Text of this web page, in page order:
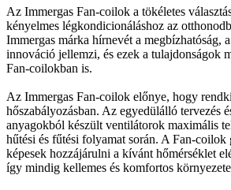
Az Immergas Fan-coilok a tökéletes
kényelmes légkondicionáláshoz az
Immergas márka hírnevét a megbízhatóság,
innováció jellemzi, és ezek a tulajdonságok
Fan-coilokban is.
Az Immergas Fan-coilok előnye, hogy
hőszabályozásban. Az egyedülálló tervezés
anyagokból készült ventilátorok maximális
hűtési és fűtési folyamat során. A Fan-coilok
képesek hozzájárulni a kívánt hőmérséklet
így mindig kellemes és komfortos